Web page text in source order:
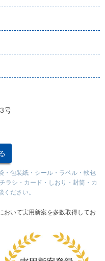
号
・包装紙・シール・ラベル・軟包
ラシ・カード・しおり・封筒・カ
ださい。
おいて実用新案を多数取得してお